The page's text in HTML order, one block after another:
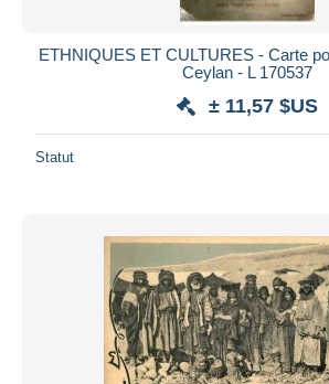
ETHNIQUES ET CULTURES - Carte
Ceylan - L 170537
± 11,57 $US
Statut